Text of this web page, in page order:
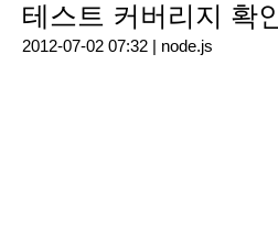
테스트 커버리지 확
2012-07-02 07:32 | node.js